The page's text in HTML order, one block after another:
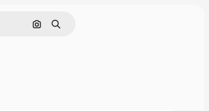
Поиск по изображению
Поиск